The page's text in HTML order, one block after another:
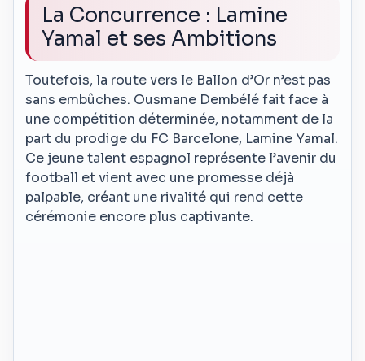
La Concurrence : Lamine
Yamal et ses Ambitions
Toutefois, la route vers le Ballon d’Or n’est pas
sans embûches. Ousmane Dembélé fait face à
une compétition déterminée, notamment de la
part du prodige du FC Barcelone, Lamine Yamal.
Ce jeune talent espagnol représente l’avenir du
football et vient avec une promesse déjà
palpable, créant une rivalité qui rend cette
cérémonie encore plus captivante.